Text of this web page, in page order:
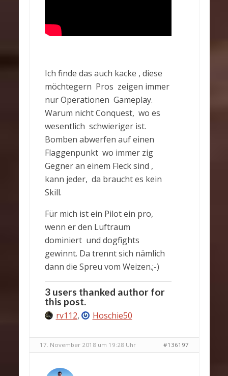
Ich finde das auch kacke , diese
möchtegern Pros zeigen immer
nur Operationen Gameplay.
Warum nicht Conquest, wo es
wesentlich schwieriger ist.
Bomben abwerfen auf einen
Flaggenpunkt wo immer zig
Gegner an einem Fleck sind ,
kann jeder, da braucht es kein
Skill.
Für mich ist ein Pilot ein pro,
wenn er den Luftraum
dominiert und dogfights
gewinnt. Da trennt sich nämlich
dann die Spreu vom Weizen.;-)
3 users thanked author for
this post.
rv112, Hoschie50
17. November 2018 um 19:28 Uhr #136197